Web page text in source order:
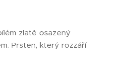
zlatě osazený
Prsten, který rozzáří